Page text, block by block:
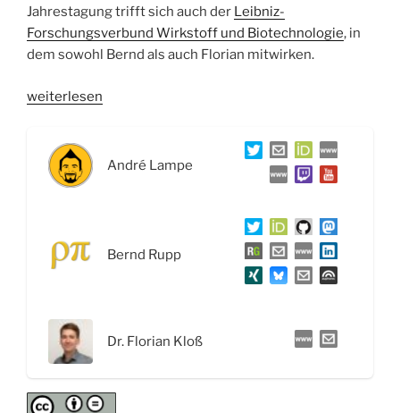
Jahrestagung trifft sich auch der Leibniz-
Forschungsverbund Wirkstoff und Biotechnologie, in
dem sowohl Bernd als auch Florian mitwirken.
„WSR030
Resistenzen:
Geschichte,
Antiinfektiva-
Interview
Dr.
Florian
weiterlesen
André Lampe
Bernd Rupp
Dr. Florian Kloß